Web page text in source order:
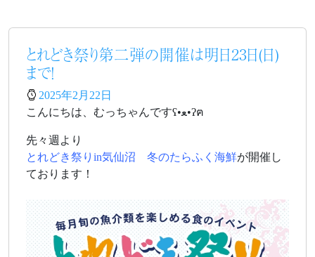
とれどき祭り第二弾の開催は明日23日(日)
まで！
2025年2月22日
こんにちは、むっちゃんですʕ•ﻌ•ʔฅ
先々週より
とれどき祭りin気仙沼 冬のたらふく海鮮が開催し
ております！